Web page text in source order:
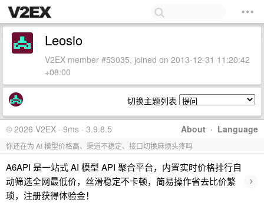
Leosio
V2EX member #53035, joined on 2013-12-31 11:20:42
+08:00
切换主题列表
About · Language
© 2026 V2EX · 9ms · 3.9.8.5
你还在为 AI 模型价格高、渠道不稳定、接口切换麻烦头疼吗
A6API 是一站式 AI 模型 API 聚合平台，内置实时价格排行自
动筛选全网最低价，丝滑稳定不卡顿，简易操作省去比价繁
琐，注册获得体验金！
›